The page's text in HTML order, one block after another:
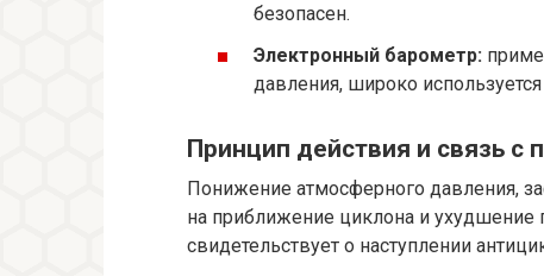
безопасен.
Электронный барометр:
давления, широко
Принцип действия и связь с
Понижение атмосферного давления,
на приближение циклона и ухудшение
свидетельствует о наступлении